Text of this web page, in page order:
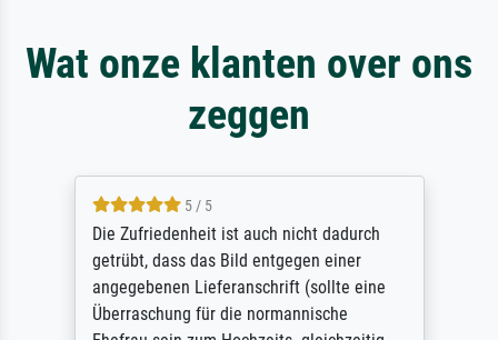
Wat onze klanten over ons
zeggen
5 / 5
Die Zufriedenheit ist auch nicht dadurch
getrübt, dass das Bild entgegen einer
angegebenen Lieferanschrift (sollte eine
Überraschung für die normannische